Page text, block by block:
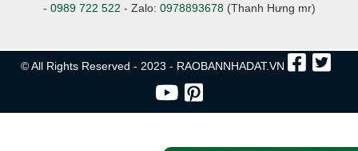
- 0989 722 522 - Zalo: 0978893678(Thanh Hưng mr)
© All Rights Reserved - 2023 - RAOBANNHADAT.VN